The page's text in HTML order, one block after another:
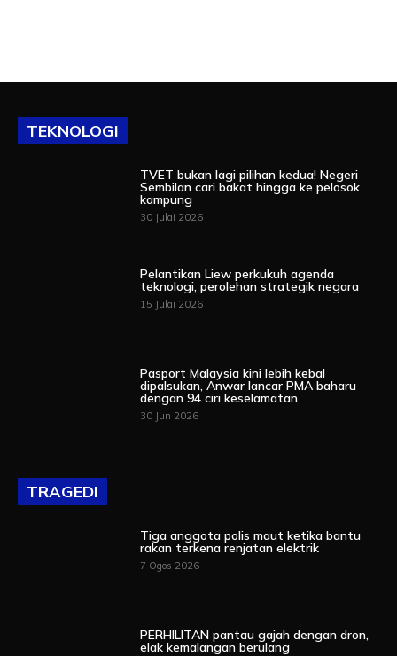
TEKNOLOGI
TVET bukan lagi pilihan kedua! Negeri
Sembilan cari bakat hingga ke pelosok
kampung
30 Julai 2026
Pelantikan Liew perkukuh agenda
teknologi, perolehan strategik negara
15 Julai 2026
Pasport Malaysia kini lebih kebal
dipalsukan, Anwar lancar PMA baharu
dengan 94 ciri keselamatan
30 Jun 2026
TRAGEDI
Tiga anggota polis maut ketika bantu
rakan terkena renjatan elektrik
7 Ogos 2026
PERHILITAN pantau gajah dengan dron,
elak kemalangan berulang